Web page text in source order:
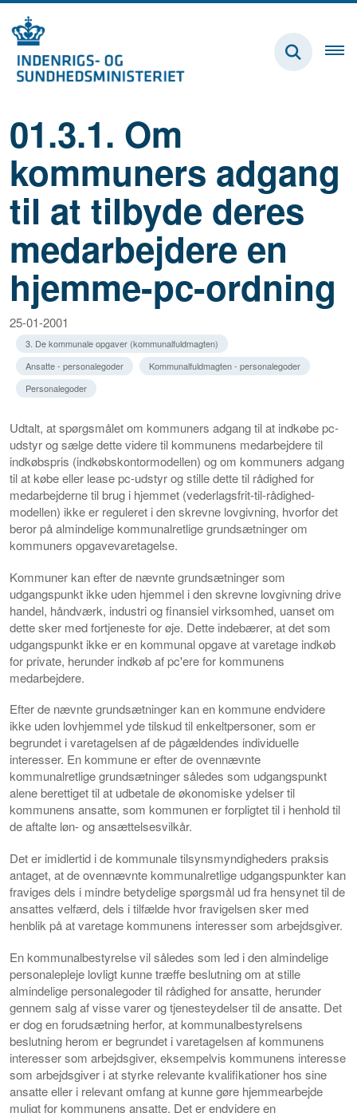
01.3.1. Om
kommuners adgang
til at tilbyde deres
medarbejdere en
hjemme-pc-ordning
25-01-2001
3. De kommunale opgaver (kommunalfuldmagten)
Ansatte - personalegoder
Kommunalfuldmagten - personalegoder
Personalegoder
Udtalt, at spørgsmålet om kommuners adgang til at indkøbe pc-
udstyr og sælge dette videre til kommunens medarbejdere til
indkøbspris (indkøbskontormodellen) og om kommuners adgang
til at købe eller lease pc-udstyr og stille dette til rådighed for
medarbejderne til brug i hjemmet (vederlagsfrit-til-rådighed-
modellen) ikke er reguleret i den skrevne lovgivning, hvorfor det
beror på almindelige kommunalretlige grundsætninger om
kommuners opgavevaretagelse.
Kommuner kan efter de nævnte grundsætninger som
udgangspunkt ikke uden hjemmel i den skrevne lovgivning drive
handel, håndværk, industri og finansiel virksomhed, uanset om
dette sker med fortjeneste for øje. Dette indebærer, at det som
udgangspunkt ikke er en kommunal opgave at varetage indkøb
for private, herunder indkøb af pc'ere for kommunens
medarbejdere.
Efter de nævnte grundsætninger kan en kommune endvidere
ikke uden lovhjemmel yde tilskud til enkeltpersoner, som er
begrundet i varetagelsen af de pågældendes individuelle
interesser. En kommune er efter de ovennævnte
kommunalretlige grundsætninger således som udgangspunkt
alene berettiget til at udbetale de økonomiske ydelser til
kommunens ansatte, som kommunen er forpligtet til i henhold til
de aftalte løn- og ansættelsesvilkår.
Det er imidlertid i de kommunale tilsynsmyndigheders praksis
antaget, at de ovennævnte kommunalretlige udgangspunkter kan
fraviges dels i mindre betydelige spørgsmål ud fra hensynet til de
ansattes velfærd, dels i tilfælde hvor fravigelsen sker med
henblik på at varetage kommunens interesser som arbejdsgiver.
En kommunalbestyrelse vil således som led i den almindelige
personalepleje lovligt kunne træffe beslutning om at stille
almindelige personalegoder til rådighed for ansatte, herunder
gennem salg af visse varer og tjenesteydelser til de ansatte. Det
er dog en forudsætning herfor, at kommunalbestyrelsens
beslutning herom er begrundet i varetagelsen af kommunens
interesser som arbejdsgiver, eksempelvis kommunens interesse
som arbejdsgiver i at styrke relevante kvalifikationer hos sine
ansatte eller i relevant omfang at kunne gøre hjemmearbejde
muligt for kommunens ansatte. Det er endvidere en